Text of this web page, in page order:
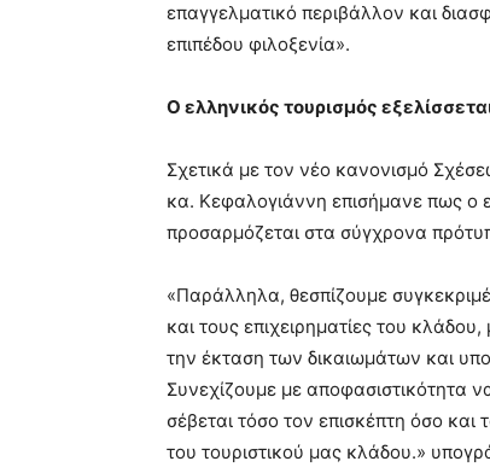
επαγγελματικό περιβάλλον και
επιπέδου φιλοξενία».
Ο ελληνικός τουρισμός
Σχετικά με τον νέο κανονισμό
κα. Κεφαλογιάννη επισήμανε πως ο
προσαρμόζεται στα σύγχρονα
«Παράλληλα, θεσπίζουμε
και τους επιχειρηματίες του
την έκταση των δικαιωμάτων και
Συνεχίζουμε με αποφασιστικότητα
σέβεται τόσο τον επισκέπτη όσο
του τουριστικού μας κλάδου.»